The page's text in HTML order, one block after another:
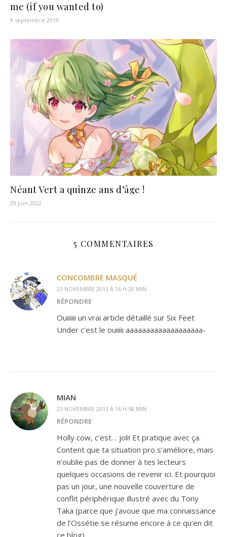
me (if you wanted to)
9 septembre 2019
Néant Vert a quinze ans d’âge !
29 juin 2022
5 COMMENTAIRES
CONCOMBRE MASQUÉ
23 NOVEMBRE 2013 À 16 H 20 MIN
RÉPONDRE
Ouiiiiii un vrai article détaillé sur Six Feet
Under c’est le ouiiiii aaaaaaaaaaaaaaaaaaa-
MIAN
23 NOVEMBRE 2013 À 16 H 58 MIN
RÉPONDRE
Holly cow, c’est… joli! Et pratique avec ça.
Content que ta situation pro s’améliore, mais
n’oublie pas de donner à tes lecteurs
quelques occasions de revenir ici. Et pourquoi
pas un jour, une nouvelle couverture de
conflit périphérique illustré avec du Tony
Taka (parce que j’avoue que ma connaissance
de l’Ossétie se résume encore à ce qu’en dit